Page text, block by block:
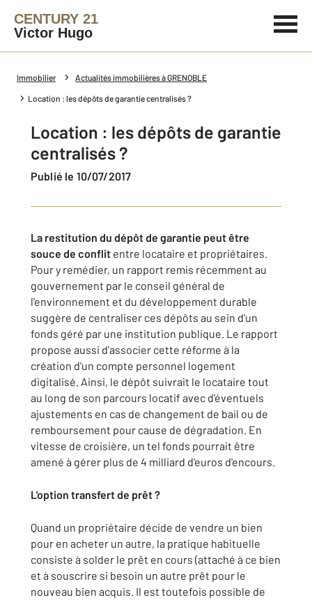
CENTURY 21
Victor Hugo
Immobilier Actualités immobilières à GRENOBLE
Location : les dépôts de garantie centralisés ?
Location : les dépôts de garantie
centralisés ?
Publié le 10/07/2017
La restitution du dépôt de garantie peut être
souce de conflit entre locataire et propriétaires.
Pour y remédier, un rapport remis récemment au
gouvernement par le conseil général de
l'environnement et du développement durable
suggère de centraliser ces dépôts au sein d'un
fonds géré par une institution publique. Le rapport
propose aussi d'associer cette réforme à la
création d'un compte personnel logement
digitalisé. Ainsi, le dépôt suivrait le locataire tout
au long de son parcours locatif avec d'éventuels
ajustements en cas de changement de bail ou de
remboursement pour cause de dégradation. En
vitesse de croisière, un tel fonds pourrait être
amené à gérer plus de 4 milliard d'euros d'encours.
L'option transfert de prêt ?
Quand un propriétaire décide de vendre un bien
pour en acheter un autre, la pratique habituelle
consiste à solder le prêt en cours (attaché à ce bien
et à souscrire si besoin un autre prêt pour le
nouveau bien acquis. Il est toutefois possible de